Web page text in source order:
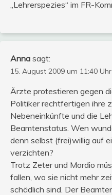
„Lehrerspezies“ im FR-
Anna sagt:
15. August 2009 um 11:40 Uhr
Ärzte protestieren gegen
Politiker rechtfertigen ihre
Nebeneinkünfte und die
Beamtenstatus. Wen
denn selbst (frei)willig auf
verzichten?
Trotz Zeter und Mordio
fallen, wo sie nicht mehr
schädlich sind. Der